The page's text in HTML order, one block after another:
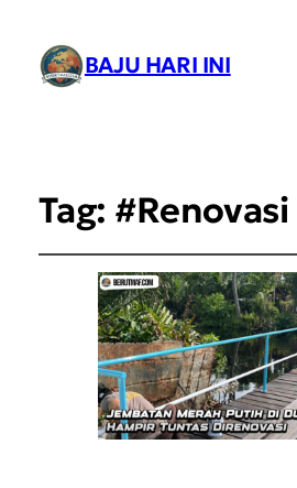
BAJU HARI INI
Tag: #Renovasi